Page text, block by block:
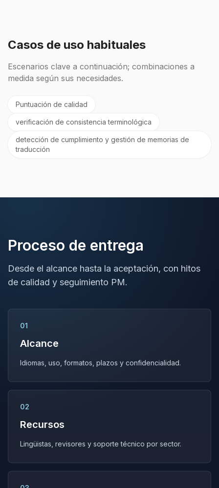
Casos de uso habituales
Escenarios clave a continuación; combinaciones a
medida según sus necesidades.
Puntuación de calidad
verificación de consistencia terminológica
detección de cumplimiento y gestión de memorias de
traducción
Proceso de entrega
Desde el alcance hasta la aceptación, con hitos
de calidad y seguimiento PM.
01
Alcance
Idiomas, uso, formatos, plazos y confidencialidad.
02
Recursos
Lingüistas, revisores y soporte técnico por sector.